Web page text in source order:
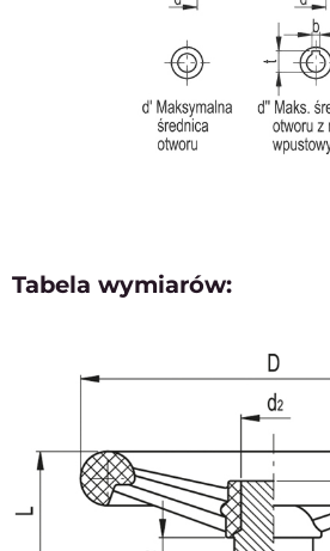
Tabela wymiarów: